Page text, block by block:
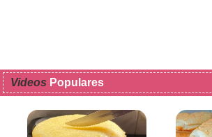
Videos Populares